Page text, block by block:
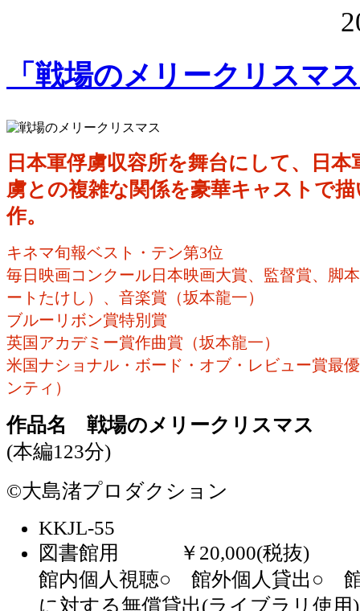
「戦場のメリークリスマ
日本軍俘虜収容所を舞台にして、日本
虜との複雑な関係を豪華キャストで
作。
キネマ旬報ベスト・テン第3位
毎日映画コンクール日本映画大賞、監督賞、脚
ートたけし）、音楽賞（坂本龍一）
ブルーリボン賞特別賞
英国アカデミー賞作曲賞（坂本龍一）
米国ナショナル・ボード・オブ・レビュー賞最
ンティ）
作品名 戦場のメリークリスマス
(本編123分)
©大島渚プロダクション
KKJL-55
図書館用 ￥20,000(税抜)
館内個人視聴○ 館外個人貸出○
に対する無償貸出(ライブラリ使用